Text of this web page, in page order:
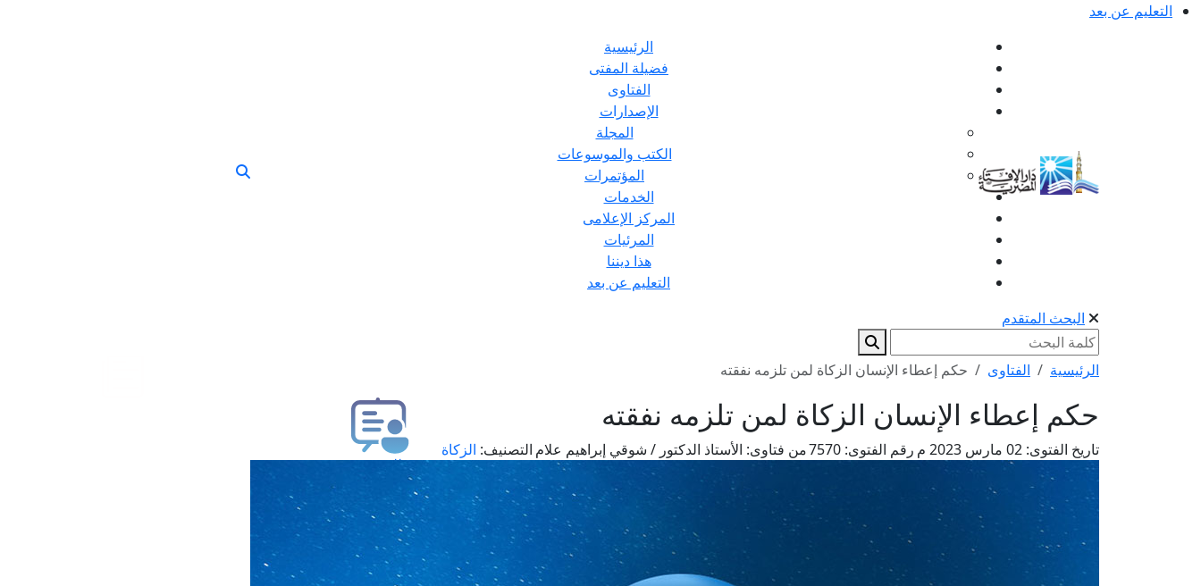
التعليم عن بعد
الرئيسية
فضيلة المفتى
الفتاوى
الإصدارات
المجلة
الكتب والموسوعات
المؤتمرات
الخدمات
المركز الإعلامى
المرئيات
هذا ديننا
التعليم عن بعد
البحث المتقدم
الرئيسية الفتاوى حكم إعطاء الإنسان الزكاة لمن تلزمه نفقته
حكم إعطاء الإنسان الزكاة لمن تلزمه نفقته
تاريخ الفتوى: رقم الفتوى: من فتاوى: الأستاذ الدكتور / شوقي إبراهيم علام التصنيف: الزكاة
طلب فتوى
استعلام عن فتوى